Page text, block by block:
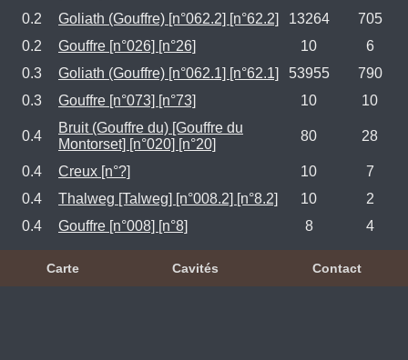
0.2 Goliath (Gouffre) [n°062.2] [n°62.2] 13264
705
0.2
Gouffre [n°026] [n°26] 10
6
0.3
Goliath (Gouffre) [n°062.1] [n°62.1] 53955
790
0.3
Gouffre [n°073] [n°73] 10 10
0.4
Bruit (Gouffre du) [Gouffre du
Montorset] [n°020] [n°20]
80 28
0.4 Creux [n°?] 10
7
0.4
Thalweg [Talweg] [n°008.2] [n°8.2] 10
2
0.4
Gouffre [n°008] [n°8] 8 4
Carte Cavités Contact